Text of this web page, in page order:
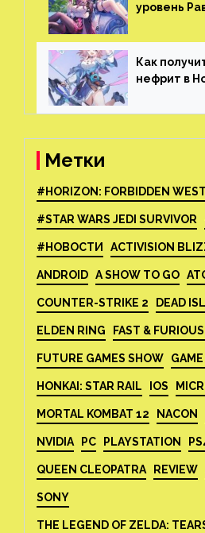
уровень
Как
нефрит в
Метки
#HORIZON: FORBIDDEN WEST
#STAR WARS JEDI SURVIVOR
#НОВОСТИ ACTIVISION
ANDROID A SHOW TO GO
COUNTER-STRIKE 2 DEAD
ELDEN RING FAST &
FUTURE GAMES SHOW GAME
HONKAI: STAR RAIL IOS
MORTAL KOMBAT 12 NACON
NVIDIA PC PLAYSTATION
QUEEN CLEOPATRA REVIEW
SONY
THE LEGEND OF ZELDA: